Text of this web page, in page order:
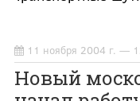
11 ноября 2004 г. —
Новый